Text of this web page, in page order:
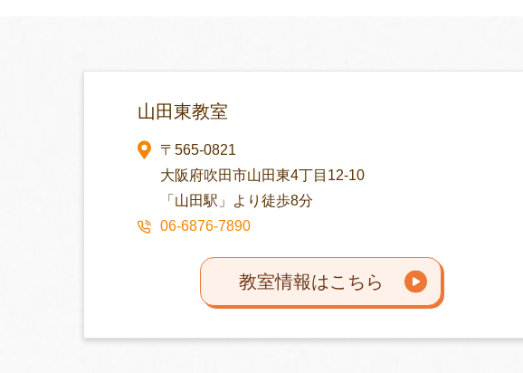
山田東教室
〒565-0821
大阪府吹田市山田東4丁目12-10
「山田駅」より徒歩8分
06-6876-7890
教室情報はこちら